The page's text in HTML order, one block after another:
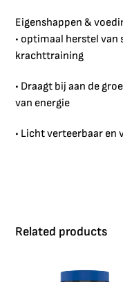
Eigenshappen &
• optimaal herstel
krachttraining
• Draagt bij aan de
van energie
• Licht verteerbaar en
Related products